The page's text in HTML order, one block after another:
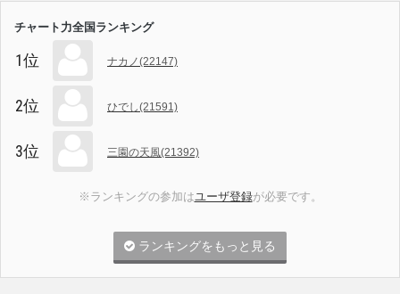
チャート力全国ランキング
1位 ナカノ(22147)
2位 ひでし(21591)
3位 三園の天風(21392)
※ランキングの参加はユーザ登録が必要です。
ランキングをもっと見る